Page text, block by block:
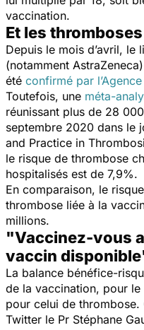
vaccination.
Et les thromboses
Depuis le mois d’avril, le
(notamment
été confirmé par
Toutefois, une méta-
réunissant plus de 28
septembre 2020 dans le
and Practice in
le risque de thrombose
hospitalisés est de 7,9%.
En comparaison, le
thrombose liée à la
millions.
"Vaccinez-vous
vaccin
La balance bénéfice-
de la vaccination, pour
pour celui de thrombose.
Twitter le Pr Stéphane